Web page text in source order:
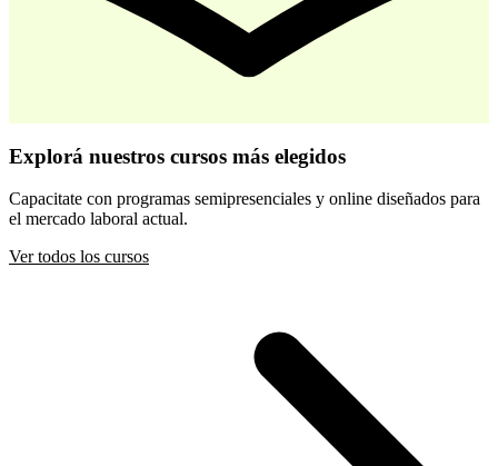
Desarrollo Infantil Temprano
$ 44.800$ 64.000
Comprar
Explorá nuestros cursos más elegidos
Capacitate con programas semipresenciales y online diseñados para
el mercado laboral actual.
Ver todos los cursos